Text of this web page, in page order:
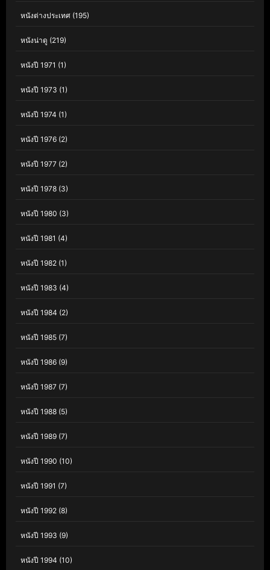
หนังต่างประเทศ (195)
หนังน่าดู (219)
หนังปี 1971 (1)
หนังปี 1973 (1)
หนังปี 1974 (1)
หนังปี 1976 (2)
หนังปี 1977 (2)
หนังปี 1978 (3)
หนังปี 1980 (3)
หนังปี 1981 (4)
หนังปี 1982 (1)
หนังปี 1983 (4)
หนังปี 1984 (2)
หนังปี 1985 (7)
หนังปี 1986 (9)
หนังปี 1987 (7)
หนังปี 1988 (5)
หนังปี 1989 (7)
หนังปี 1990 (10)
หนังปี 1991 (7)
หนังปี 1992 (8)
หนังปี 1993 (9)
หนังปี 1994 (10)